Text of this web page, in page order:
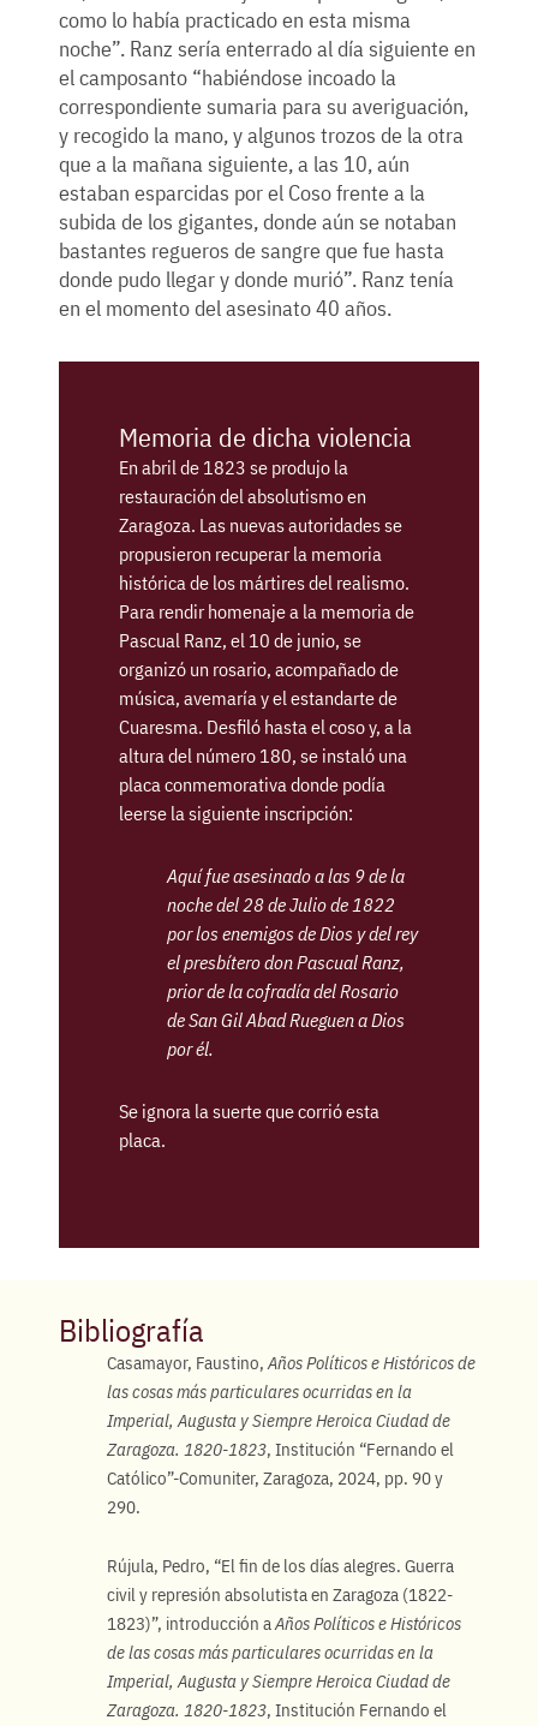
como lo había practicado en esta misma
noche”. Ranz sería enterrado al día siguiente en
el camposanto “habiéndose incoado la
correspondiente sumaria para su averiguación,
y recogido la mano, y algunos trozos de la otra
que a la mañana siguiente, a las 10, aún
estaban esparcidas por el Coso frente a la
subida de los gigantes, donde aún se notaban
bastantes regueros de sangre que fue hasta
donde pudo llegar y donde murió”. Ranz tenía
en el momento del asesinato 40 años.
Memoria de dicha violencia
En abril de 1823 se produjo la
restauración del absolutismo en
Zaragoza. Las nuevas autoridades se
propusieron recuperar la memoria
histórica de los mártires del realismo.
Para rendir homenaje a la memoria de
Pascual Ranz, el 10 de junio, se
organizó un rosario, acompañado de
música, avemaría y el estandarte de
Cuaresma. Desfiló hasta el coso y, a la
altura del número 180, se instaló una
placa conmemorativa donde podía
leerse la siguiente inscripción:
Aquí fue asesinado a las 9 de la
noche del 28 de Julio de 1822
por los enemigos de Dios y del rey
el presbítero don Pascual Ranz,
prior de la cofradía del Rosario
de San Gil Abad Rueguen a Dios
por él.
Se ignora la suerte que corrió esta
placa.
Bibliografía
Casamayor, Faustino, Años Políticos e Históricos de
las cosas más particulares ocurridas en la
Imperial, Augusta y Siempre Heroica Ciudad de
Zaragoza. 1820-1823, Institución “Fernando el
Católico”-Comuniter, Zaragoza, 2024, pp. 90 y
290.
Rújula, Pedro, “El fin de los días alegres. Guerra
civil y represión absolutista en Zaragoza (1822-
1823)”, introducción aAños Políticos e Históricos
de las cosas más particulares ocurridas en la
Imperial, Augusta y Siempre Heroica Ciudad de
Zaragoza. 1820-1823, Institución Fernando el